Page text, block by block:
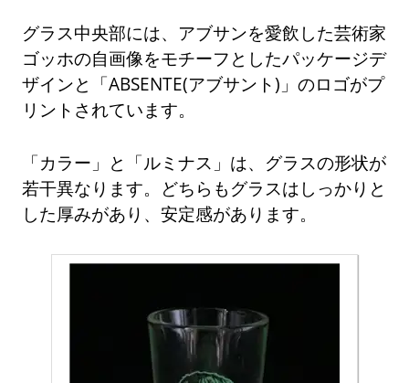
グラス中央部には、アブサンを愛飲した芸術家
ゴッホの自画像をモチーフとしたパッケージデ
ザインと「ABSENTE(アブサント)」のロゴがプ
リントされています。
「カラー」と「ルミナス」は、グラスの形状が
若干異なります。どちらもグラスはしっかりと
した厚みがあり、安定感があります。